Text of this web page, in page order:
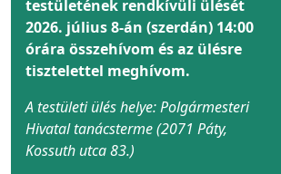
testületének rendkívüli ülését
2026. július 8-án (szerdán) 14:00
órára összehívom és az ülésre
tisztelettel meghívom.
A testületi ülés helye: Polgármesteri
Hivatal tanácsterme (2071 Páty,
Kossuth utca 83.)